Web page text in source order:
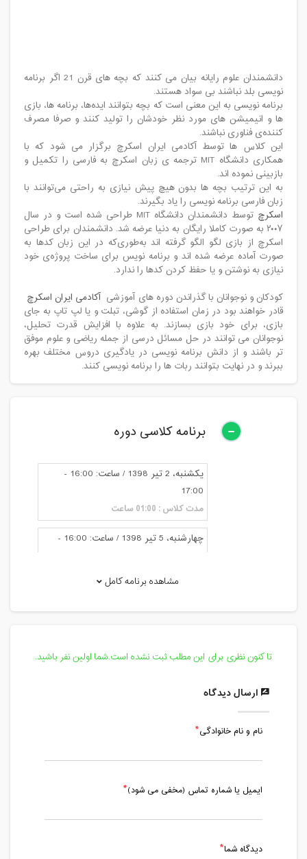
دانشمندان علوم رایانه بیان می کنند که بچه های قرن 21 اگر برنامه
نویسی بلد نباشند بی سواد هستند.
برنامه نویسی به این معنی است که بچه بتوانند ایده‌ها، برنامه ها، بازی
ها و انیمیشن های مورد نظر خودشان را تولید کنند و صرفا مصرف
کننده‌ی فناوری نباشند.
این کلاس ها توسط آکادمی ایران اسکرچ برگزار می شود که با
همکاری دانشگاه MIT ترجمه ی زبان اسکرچ به فارسی را تکمیل و
بازبینی نموده اند.
به این ترتیب بچه ها بدون هیچ پیش نیازی به راحتی می‌توانند با
زبان فارسی برنامه نویسی را یاد بگیرند.
اسکرچ
توسط دانشمندان دانشگاه MIT طراحی شده است و در سال
۲۰۰۷ به صورت کاملا رایگان به دنیا عرضه شد. دانشمندان برای طراحی
اسکرچ از بازی لگو الگو گرفته اند به‌طوری‌که در این زبان کدها به
صورت آماده عرضه شده اند و برنامه نویس برای ساخت پروژه‌ی خود
نیازی به نوشتن و یا حفظ کردن کدها را ندارد.
کودکان و نوجوانان با گذراندن دوره های آموزشی آکادمی ایران اسکرچ
قادر خواهند بود در زمان استفاده از گوشی، تبلت و یا لپ تاپ به جای
بازی، برای خود بازی بسازند. به علاوه با افزایش قدرت تحلیل،
نوجوانان می توانند در حل مسائل درسی از جمله ریاضی و علوم موفق
تر باشند و از دانش برنامه نویسی در یادگیری دروس مختلف بهره
ببرند و در نهایت بتوانند ربات ها را برنامه نویسی کنند.
برنامه کلاسی دوره
یکشنبه، 2 تیر 1398 / ساعت: 16:00 -
17:00
مدت کلاس : 01:00 ساعت
چهارشنبه، 5 تیر 1398 / ساعت: 16:00 -
مدت کلاس : 01:00 ساعت
مدت کلاس : 01:00 ساعت
مشاهده برنامه کامل
تا کنون نظری برای این مطلب ثبت نشده است.شما اولین نفر باشید.
ارسال دیدگاه
نام و نام خانوادگی
ایمیل یا شماره تماس (مخفی می شود)
دیدگاه شما